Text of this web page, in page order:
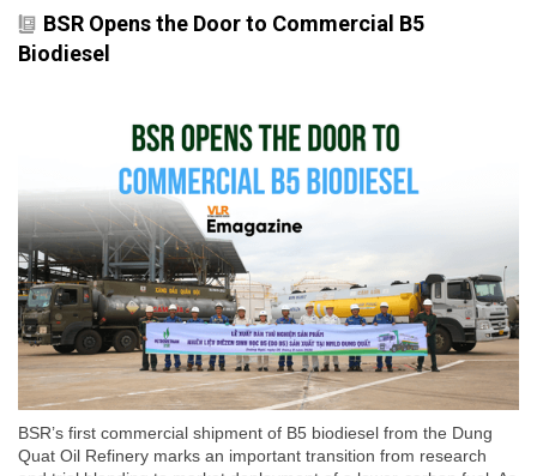
BSR Opens the Door to Commercial B5
Biodiesel
BSR’s first commercial shipment of B5 biodiesel from the Dung
Quat Oil Refinery marks an important transition from research